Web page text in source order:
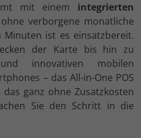
mit einem integrierten
verborgene monatliche
Minuten ist es einsatzbereit.
der Karte bis hin zu
innovativen mobilen
– das All-in-One POS
ganz ohne Zusatzkosten
Sie den Schritt in die